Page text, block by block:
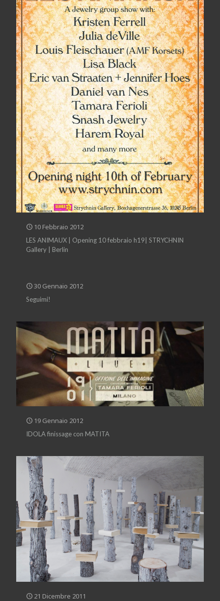
10 Febbraio 2012
LES ANIMAUX | Opening 10 febbraio h19| STRYCHNIN
Gallery | Berlin
30 Gennaio 2012
Seguimi!
19 Gennaio 2012
IDOLA finissage con MATITA
21 Dicembre 2011